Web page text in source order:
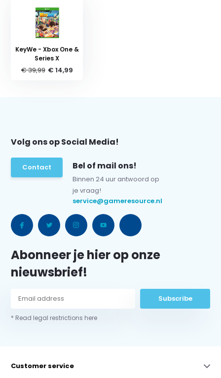
KeyWe - Xbox One &
Series X
€ 39,99 € 14,99
Volg ons op Social Media!
Contact Bel of mail ons!
Binnen 24 uur antwoord op
je vraag!
service@gameresource.nl
Abonneer je hier op onze
nieuwsbrief!
Subscribe
* Read legal restrictions here
Customer service